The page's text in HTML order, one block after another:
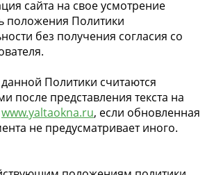
сайта на свое усмотрение
положения Политики
без получения согласия со
Политики считаются
после представления текста на
www.yaltaokna.ru, если обновленная
не предусматривает иного.